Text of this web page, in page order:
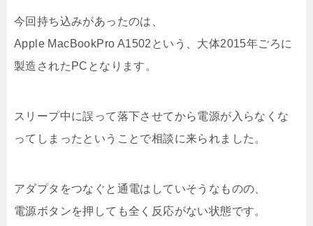
今回持ち込みがあったのは、
Apple MacBookPro A1502という、大体2015年ごろに
製造されたPCとなります。
スリープ中に誤って落下させてから電源が入らなくな
ってしまったということで相談に来られました。
アダプタをつなぐと通電はしていそうなものの、
電源ボタンを押しても全く反応がない状態です。